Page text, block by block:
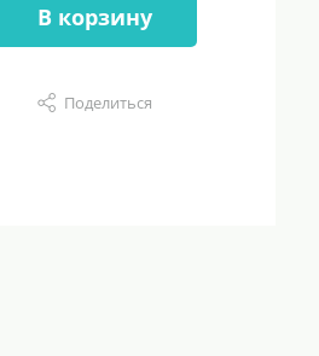
В корзину
Поделиться